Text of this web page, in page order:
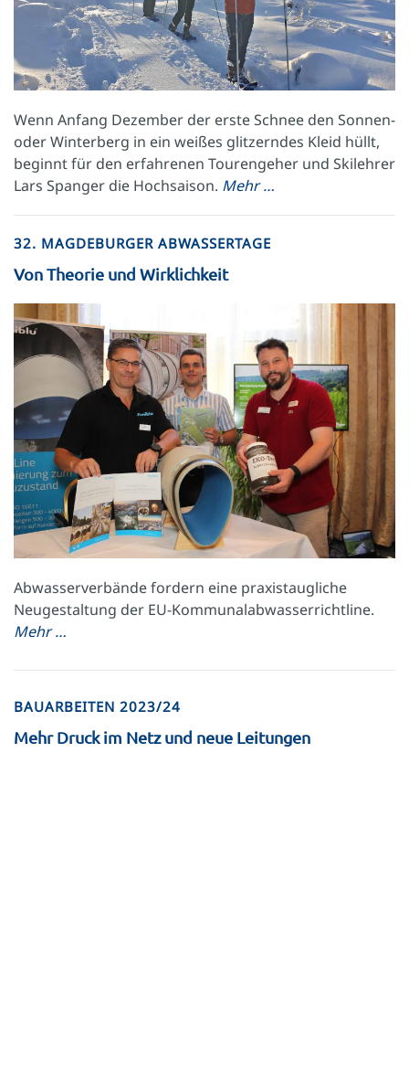
Wenn Anfang Dezember der erste Schnee den Sonnen-
oder Winterberg in ein weißes glitzerndes Kleid hüllt,
beginnt für den erfahrenen Tourengeher und Skilehrer
Lars Spanger die Hochsaison. Mehr …
32. MAGDEBURGER ABWASSERTAGE
Von Theorie und Wirklichkeit
Abwasserverbände fordern eine praxistaugliche
Neugestaltung der EU-Kommunalabwasserrichtline.
Mehr …
BAUARBEITEN 2023/24
Mehr Druck im Netz und neue Leitungen